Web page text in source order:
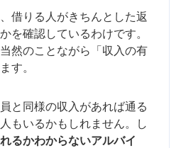
借りる人がきちんとした返
を確認しているわけです。
然のことながら「収入の有
す。
と同様の収入があれば通る
もいるかもしれません。し
るかわからないアルバイ